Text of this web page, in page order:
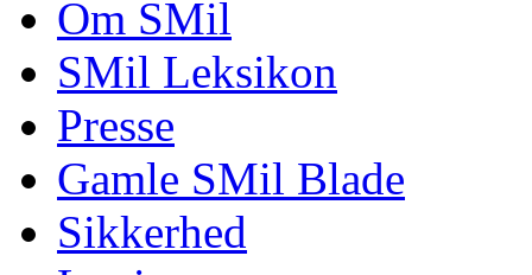
Om SMil
SMil Leksikon
Presse
Gamle SMil Blade
Sikkerhed